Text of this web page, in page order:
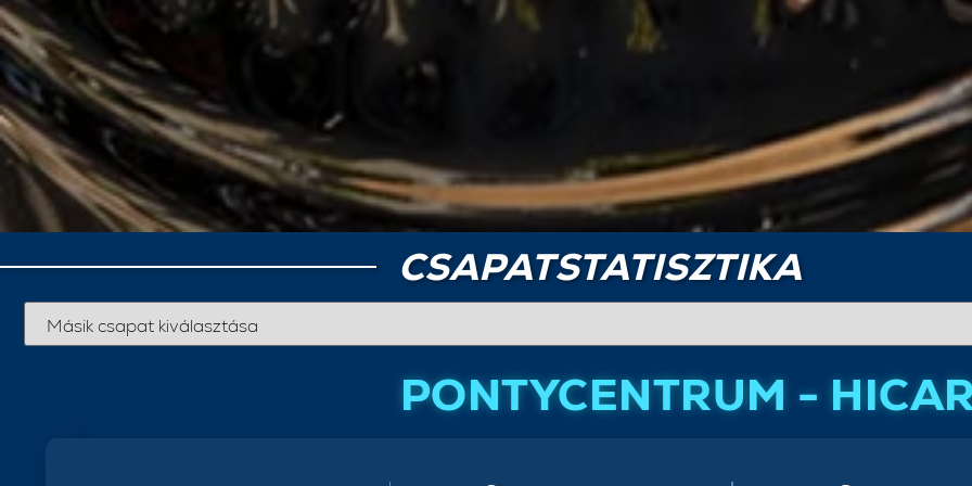
CSAPATSTATISZTIKA
PONTYCENTRUM -